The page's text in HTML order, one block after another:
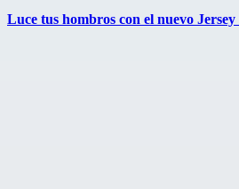
Luce tus hombros con el nuevo